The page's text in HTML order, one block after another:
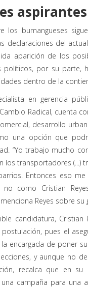
aspirantes
los bumangueses
declaraciones del
aparición de los
políticos, por su parte,
dentro de la
en gerencia
Radical, cuenta
desarrollo
una opción que
“Yo trabajo mucho
los transportadores (...)
Entonces eso
no como Cristian
Reyes sobre su
candidatura, Cristian
pues el
encargada de poner
y aunque no
recalca que en su
campaña para una